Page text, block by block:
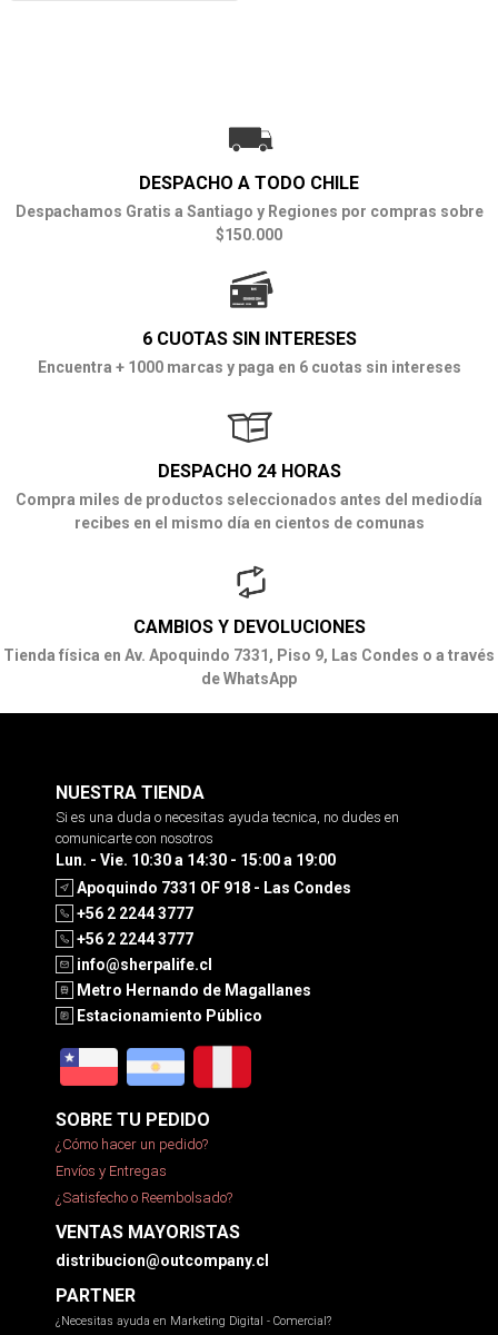
DESPACHO A TODO CHILE
Despachamos Gratis a Santiago y Regiones por compras sobre
$150.000
6 CUOTAS SIN INTERESES
Encuentra + 1000 marcas y paga en 6 cuotas sin intereses
DESPACHO 24 HORAS
Compra miles de productos seleccionados antes del mediodía
recibes en el mismo día en cientos de comunas
CAMBIOS Y DEVOLUCIONES
Tienda física en Av. Apoquindo 7331, Piso 9, Las Condes o a través
de WhatsApp
NUESTRA TIENDA
Si es una duda o necesitas ayuda tecnica, no dudes en
comunicarte con nosotros
Lun. - Vie. 10:30 a 14:30 - 15:00 a 19:00
Apoquindo 7331 OF 918 - Las Condes
+56 2 2244 3777
+56 2 2244 3777
info@sherpalife.cl
Metro Hernando de Magallanes
Estacionamiento Público
SOBRE TU PEDIDO
¿Cómo hacer un pedido?
Envíos y Entregas
¿Satisfecho o Reembolsado?
VENTAS MAYORISTAS
distribucion@outcompany.cl
PARTNER
¿Necesitas ayuda en Marketing Digital - Comercial?